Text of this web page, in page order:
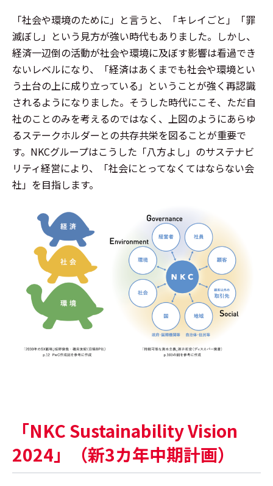
「社会や環境のために」と言うと、「キレイごと」「罪
滅ぼし」という見方が強い時代もありました。しかし、
経済一辺倒の活動が社会や環境に及ぼす影響は看過でき
ないレベルになり、「経済はあくまでも社会や環境とい
う土台の上に成り立っている」ということが強く再認識
されるようになりました。そうした時代にこそ、ただ自
社のことのみを考えるのではなく、上図のようにあらゆ
るステークホルダーとの共存共栄を図ることが重要で
す。NKCグループはこうした「八方よし」のサステナビ
リティ経営により、「社会にとってなくてはならない会
社」を目指します。
「NKC Sustainability Vision
2024」（新3カ年中期計画）